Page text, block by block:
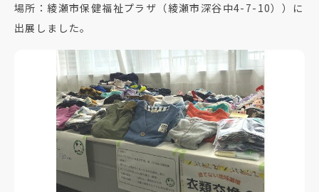
場所：綾瀬市保健福祉プラザ（綾瀬市深谷中4-7-10））に
出展しました。